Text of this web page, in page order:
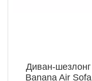
Диван-шезлонг
Banana Air Sofa